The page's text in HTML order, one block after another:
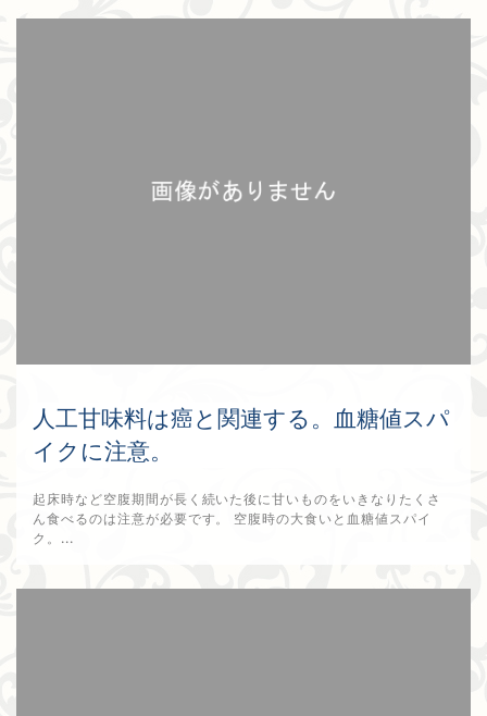
人工甘味料は癌と関連する。血糖値スパ
イクに注意。
起床時など空腹期間が長く続いた後に甘いものをいきなりたくさ
ん食べるのは注意が必要です。 空腹時の大食いと血糖値スパイ
ク。...